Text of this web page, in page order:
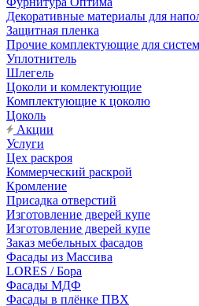
Декоративные материалы для
Защитная пленка
Прочие комплектующие для
Уплотнитель
Шлегель
Цоколи и комлектующие
Комплектующие к цоколю
Цоколь
Акции
Услуги
Цех раскроя
Коммерческий раскрой
Кромление
Присадка отверстий
Изготовление дверей купе
Изготовление дверей купе
Заказ мебельных фасадов
Фасады из Массива
LORES / Бора
Фасады МДФ
Фасады в плёнке ПВХ